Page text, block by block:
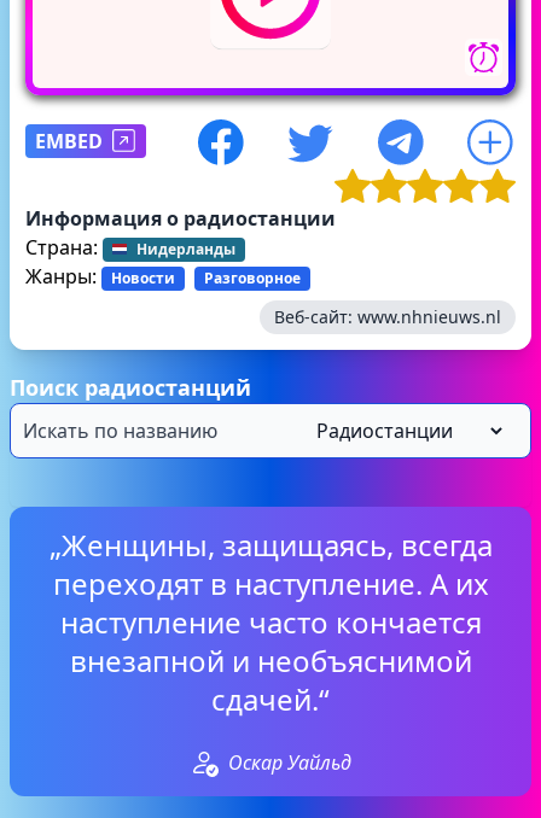
EMBED
Информация о радиостанции
Страна:
Нидерланды
Жанры: Новости Разговорное
Веб-сайт: www.nhnieuws.nl
Поиск радиостанций
„Женщины, защищаясь, всегда
переходят в наступление. А их
наступление часто кончается
внезапной и необъяснимой
сдачей.“
Оскар Уайльд